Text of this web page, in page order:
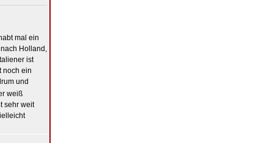
mal ein
Holland,
ist
noch ein
und
weiß
sehr weit